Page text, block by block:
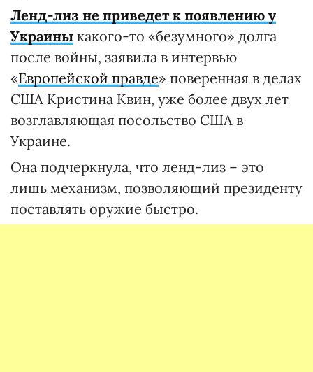
Ленд-лиз не приведет к появлению у
Украины какого-то «безумного» долга
после войны, заявила в интервью
«Европейской правде» поверенная в делах
США Кристина Квин, уже более двух лет
возглавляющая посольство США в
Украине.
Она подчеркнула, что ленд-лиз – это
лишь механизм, позволяющий президенту
поставлять оружие быстро.